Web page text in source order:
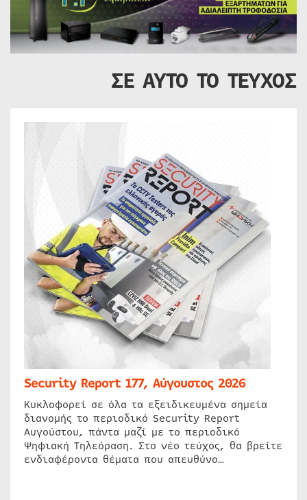
ΣΕ ΑΥΤΟ ΤΟ ΤΕΥΧΟΣ
Security Report 177, Αύγουστος 2026
Κυκλοφορεί σε όλα τα εξειδικευμένα σημεία
διανομής το περιοδικό Security Report
Αυγούστου, πάντα μαζί με το περιοδικό
Ψηφιακή Τηλεόραση. Στο νέο τεύχος, θα βρείτε
ενδιαφέροντα θέματα που απευθύνο…